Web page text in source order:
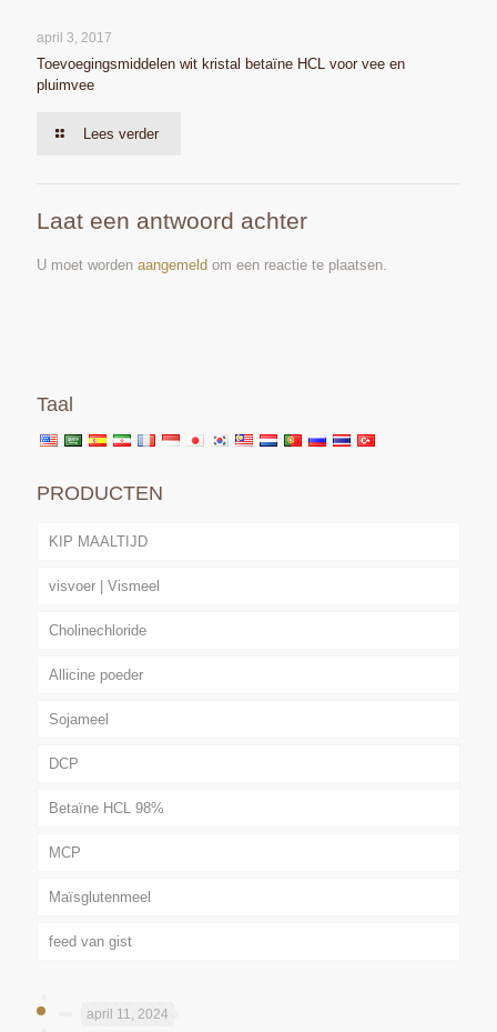
april 3, 2017
Toevoegingsmiddelen wit kristal betaïne HCL voor vee en
pluimvee
Lees verder
Laat een antwoord achter
U moet worden aangemeld om een reactie te plaatsen.
Taal
PRODUCTEN
KIP MAALTIJD
visvoer | Vismeel
Cholinechloride
Allicine poeder
Sojameel
DCP
Betaïne HCL 98%
MCP
Maïsglutenmeel
feed van gist
april 11, 2024